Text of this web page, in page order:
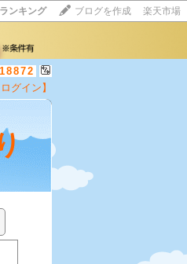
ンキング ブログを作成 楽天市場
ログイン】